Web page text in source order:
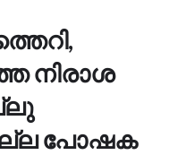
നിരാശ
പോഷക